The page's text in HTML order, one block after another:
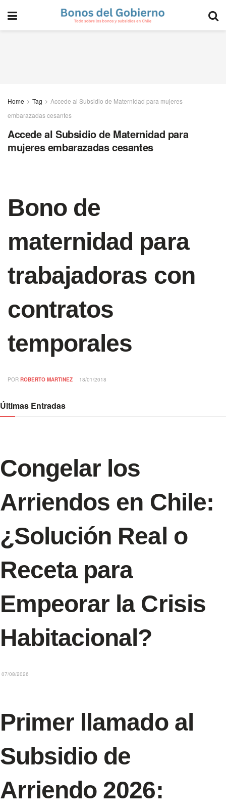
Home Tag
Accede al Subsidio de Maternidad para mujeres
embarazadas cesantes
Accede al Subsidio de Maternidad para
mujeres embarazadas cesantes
Bono de
maternidad para
trabajadoras con
contratos
temporales
POR ROBERTO MARTINEZ 18/01/2018
Últimas Entradas
Congelar los
Arriendos en Chile:
¿Solución Real o
Receta para
Empeorar la Crisis
Habitacional?
07/08/2026
Primer llamado al
Subsidio de
Arriendo 2026: